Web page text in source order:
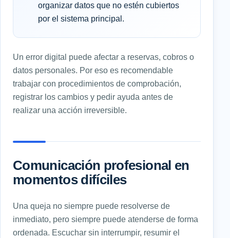
organizar datos que no estén cubiertos
por el sistema principal.
Un error digital puede afectar a reservas, cobros o
datos personales. Por eso es recomendable
trabajar con procedimientos de comprobación,
registrar los cambios y pedir ayuda antes de
realizar una acción irreversible.
Comunicación profesional en
momentos difíciles
Una queja no siempre puede resolverse de
inmediato, pero siempre puede atenderse de forma
ordenada. Escuchar sin interrumpir, resumir el